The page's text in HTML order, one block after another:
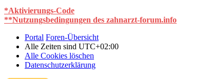
*Aktivierungs-Code
**Nutzungsbedingungen des zahnarzt-forum.info
Portal Foren-Übersicht
Alle Zeiten sind UTC+02:00
Alle Cookies löschen
Datenschutzerklärung